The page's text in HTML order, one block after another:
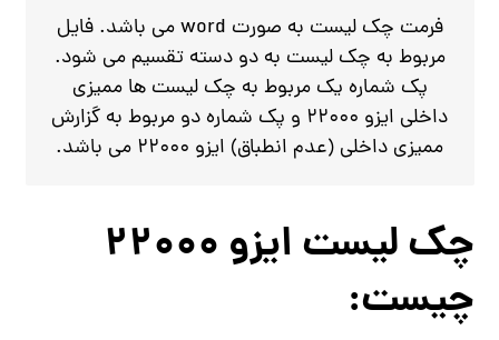
فرمت چک لیست به صورت word می باشد. فایل
مربوط به چک لیست به دو دسته تقسیم می شود.
پک شماره یک مربوط به چک لیست ها ممیزی
داخلی ایزو 22000 و پک شماره دو مربوط به گزارش
ممیزی داخلی (عدم انطباق) ایزو 22000 می باشد.
چک لیست ایزو 22000
چیست: